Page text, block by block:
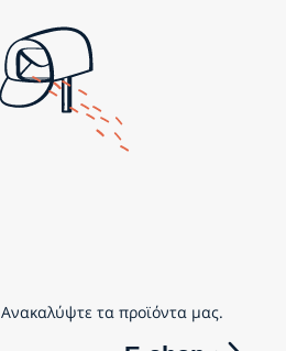
Ανακαλύψτε τα προϊόντα μας.